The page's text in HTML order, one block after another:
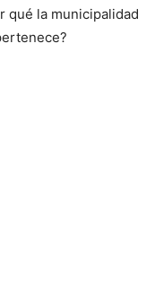
qué la municipalidad